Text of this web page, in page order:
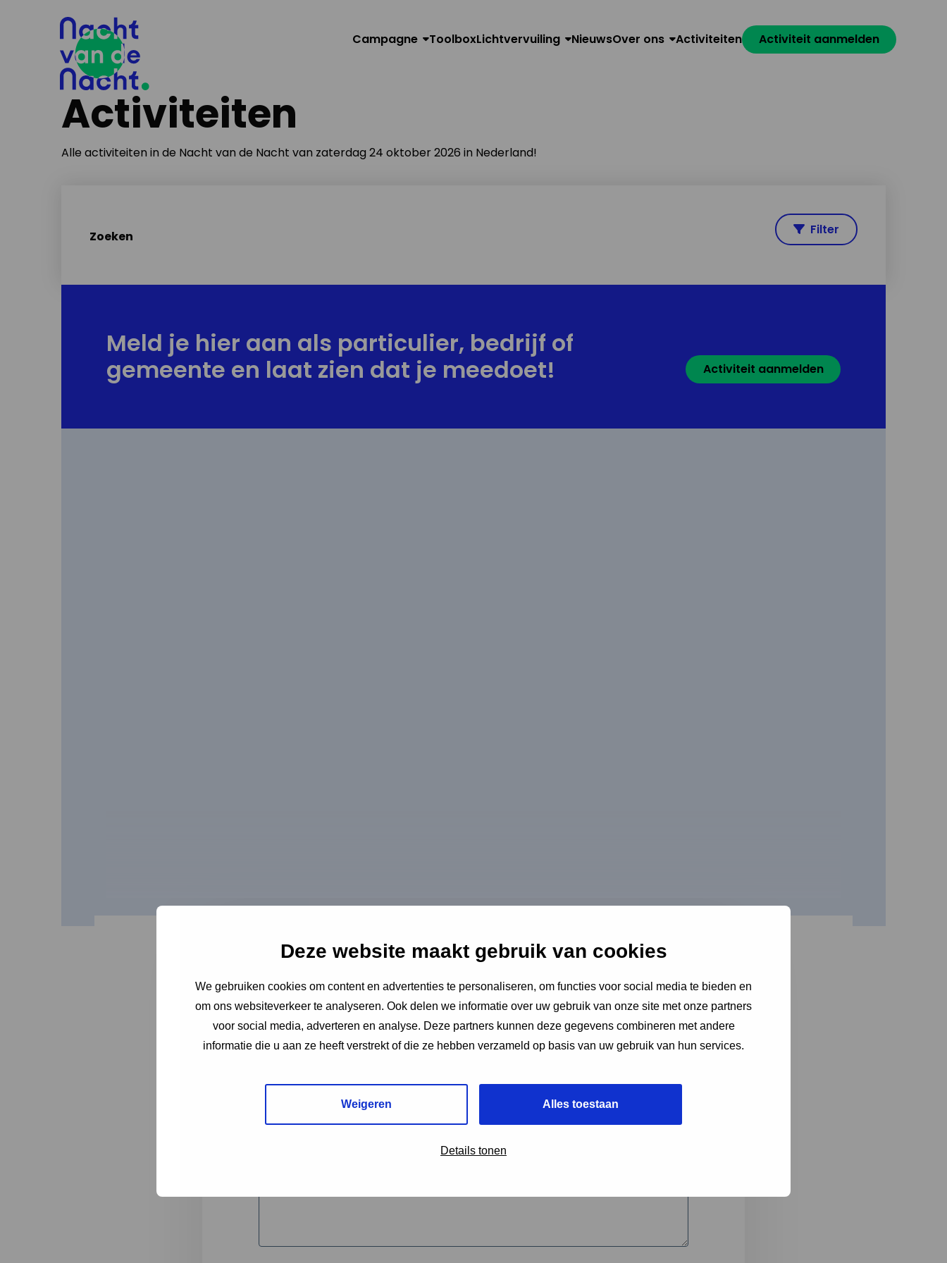
Deze website maakt gebruik van cookies
We gebruiken cookies om content en advertenties te personaliseren, om functies voor social media te bieden en
om ons websiteverkeer te analyseren. Ook delen we informatie over uw gebruik van onze site met onze partners
voor social media, adverteren en analyse. Deze partners kunnen deze gegevens combineren met andere
informatie die u aan ze heeft verstrekt of die ze hebben verzameld op basis van uw gebruik van hun services.
Weigeren Alles toestaan
Details tonen
Campagne ToolboxLichtvervuiling NieuwsOver ons Activiteiten Activiteit aanmelden
Activiteiten
Alle activiteiten in de Nacht van de Nacht van zaterdag 24 oktober 2026 in Nederland!
Zoeken Filter
Meld je hier aan als particulier, bedrijf of
gemeente en laat zien dat je meedoet!
Activiteit aanmelden
"* " geeft vereiste velden aan
1 2
3
Volledige omschrijving*